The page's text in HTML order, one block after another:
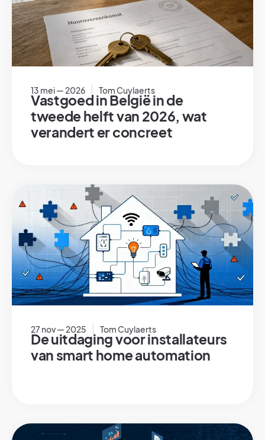
13 mei — 2026 Tom Cuylaerts
Vastgoed in België in de
tweede helft van 2026, wat
verandert er concreet
27 nov — 2025 Tom Cuylaerts
De uitdaging voor installateurs
van smart home automation